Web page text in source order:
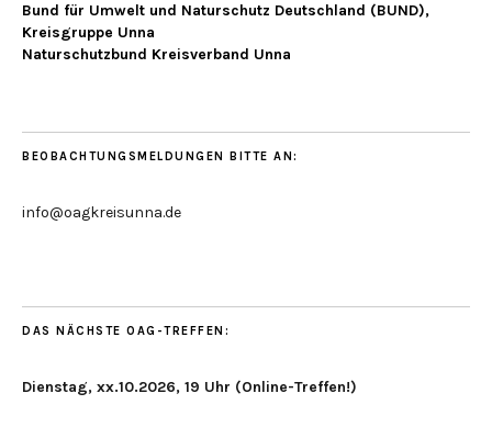
Bund für Umwelt und Naturschutz Deutschland (BUND),
Kreisgruppe Unna
Naturschutzbund Kreisverband Unna
BEOBACHTUNGSMELDUNGEN BITTE AN:
info@oagkreisunna.de
DAS NÄCHSTE OAG-TREFFEN:
Dienstag, xx.10.2026, 19 Uhr (Online-Treffen!)